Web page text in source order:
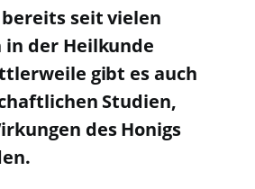
seit vielen
der Heilkunde
gibt es auch
Studien,
des Honigs